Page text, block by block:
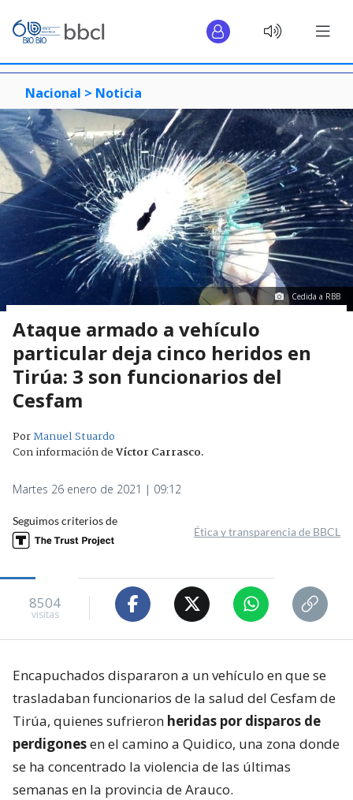
Nacional > Noticia
Cedida a RBB
Ataque armado a vehículo
particular deja cinco heridos en
Tirúa: 3 son funcionarios del
Cesfam
PorManuel Stuardo
Con información deVíctor Carrasco.
Martes 26 enero de 2021 | 09:12
Seguimos criterios de
Ética y transparencia de BBCL
8504
visitas
Encapuchados dispararon a un vehículo en que se
trasladaban funcionarios de la salud del Cesfam de
Tirúa, quienes sufrieron heridas por disparos de
perdigonesen el camino a Quidico, una zona donde
se ha concentrado la violencia de las últimas
semanas en la provincia de Arauco.